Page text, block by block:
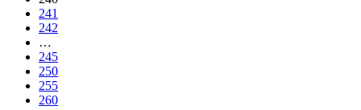
241
242
…
245
250
255
260